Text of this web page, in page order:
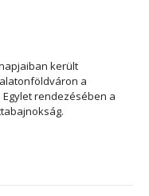
került
a
rendezésében a